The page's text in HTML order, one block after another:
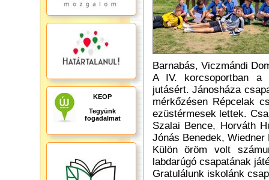
KEOP
Tegyünk
fogadalmat
Barnabás, Viczmándi
A IV. korcsoportban a
jutásért. Jánosháza
mérkőzésen Répcelak
ezüstérmesek lettek.
Szalai Bence, Horváth
Jónás Benedek,
Külön öröm volt
labdarúgó csapatának
Gratulálunk iskolánk